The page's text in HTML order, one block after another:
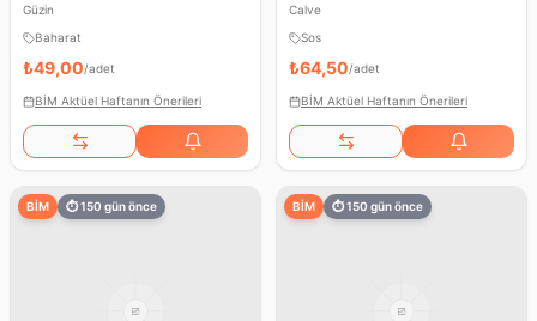
Güzin
Baharat
₺49,00/adet
BİM Aktüel Haftanın Önerileri
Calve
Sos
₺64,50/adet
BİM Aktüel Haftanın Önerileri
BİM ⏱150 gün önce BİM ⏱150 gün önce